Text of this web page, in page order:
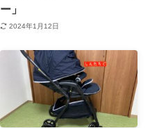
ー」
2024年1月12日